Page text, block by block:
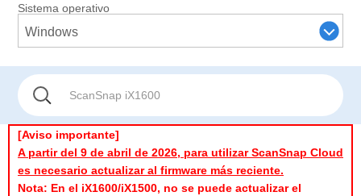
Sistema operativo
Windows
[Aviso importante]
A partir del 9 de abril de 2026, para utilizar ScanSnap Cloud
es necesario actualizar al firmware más reciente.
Nota: En el iX1600/iX1500, no se puede actualizar el